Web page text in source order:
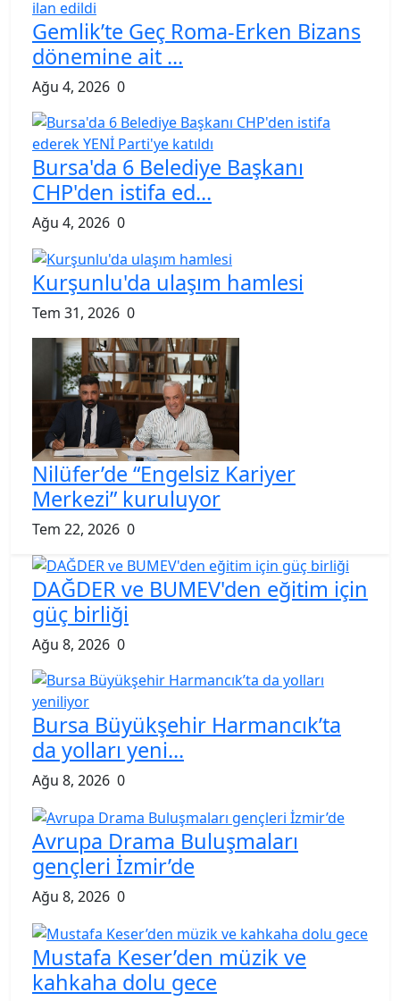
Gemlik’te Geç Roma-Erken Bizans
dönemine ait ...
Ağu 4, 2026 0
Bursa'da 6 Belediye Başkanı
CHP'den istifa ed...
Ağu 4, 2026 0
Kurşunlu'da ulaşım hamlesi
Tem 31, 2026 0
Nilüfer’de “Engelsiz Kariyer
Merkezi” kuruluyor
Tem 22, 2026 0
DAĞDER ve BUMEV'den eğitim için
güç birliği
Ağu 8, 2026 0
Bursa Büyükşehir Harmancık’ta
da yolları yeni...
Ağu 8, 2026 0
Avrupa Drama Buluşmaları
gençleri İzmir’de
Ağu 8, 2026 0
Mustafa Keser’den müzik ve
kahkaha dolu gece